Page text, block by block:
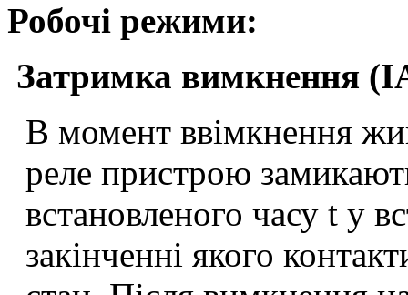
Робочі режими:
Затримка вимкнення
В момент ввімкнення
реле пристрою
встановленого часу t у
закінченні якого